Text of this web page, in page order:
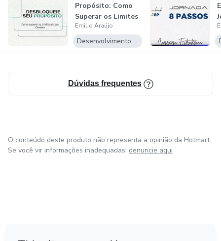
Propósito: Como
Superar os Limites
do seu Céreb...
Emilio Araújo
Desenvolvimento Pessoal
Dúvidas frequentes
O conteúdo deste produto não representa a opinião da Hotmart.
Se você vir informações inadequadas, denuncie aqui